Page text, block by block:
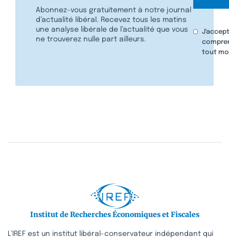
Abonnez-vous gratuitement à notre journal
d’actualité libéral. Recevez tous les matins
une analyse libérale de l’actualité que vous
ne trouverez nulle part ailleurs.
tout
Institut de Recherches Économiques et Fiscales
L’IREF est un institut libéral-conservateur indépendant qui